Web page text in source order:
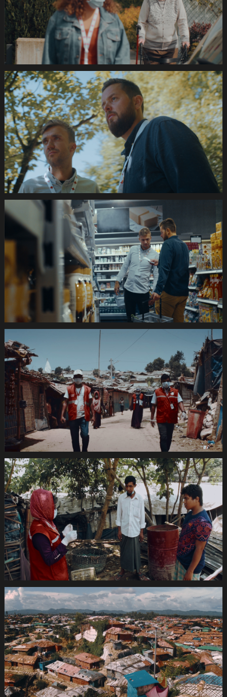
1920x1080
pRHQ
PCM.10
52
02.Still038
de
420s
SRK
Coronafilm
-2dB
1920x1080
pRHQ
PCM.10
04
08
18.Still039
de
420s
SRK
Coronafilm
PCM.10
14.Still041
420s
SRK
Coronafilm
-2dB
1920x1080
pRHQ
PCM.10
05
16
04.Still036
de
420s
SRK
Coronafilm
-2dB
1920x1080
pRHQ
PCM.10
05
31
22.Still035
de
420s
SRK
Coronafilm
-2dB
1920x1080
pRHQ
PCM.10
05
35